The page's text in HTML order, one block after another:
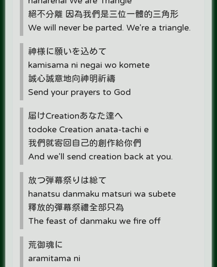
絕不分離 因為我們是三位一體的三角形
We will never be parted. We're a triangle.
神様に願いを込めて
kamisama ni negai wo komete
誠心誠意地向神明祈禱
Send your prayers to God
届けCreationあなた達へ
todoke Creation anata-tachi e
我們就寄回自己的創作給你們
And we'll send creation back at you.
放つ弾幕祭りは総て
hanatsu danmaku matsuri wa subete
釋放的彈幕祭禮全部只為
The feast of danmaku we fire off
荒御魂に
aramitama ni